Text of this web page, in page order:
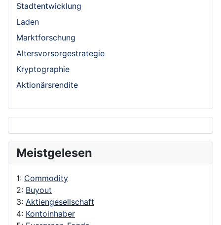
Stadtentwicklung
Laden
Marktforschung
Altersvorsorgestrategie
Kryptographie
Aktionärsrendite
Meistgelesen
1: Commodity
2: Buyout
3: Aktiengesellschaft
4: Kontoinhaber